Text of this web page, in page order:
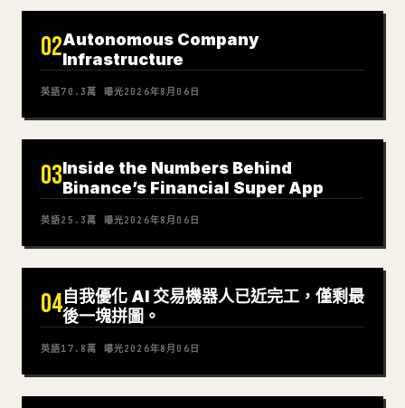
02Autonomous Company
Infrastructure
英語70.3萬 曝光2026年8月06日
03Inside the Numbers Behind
Binance’s Financial Super App
英語25.3萬 曝光2026年8月06日
04自我優化 AI 交易機器人已近完工，僅剩最
後一塊拼圖。
英語17.8萬 曝光2026年8月06日